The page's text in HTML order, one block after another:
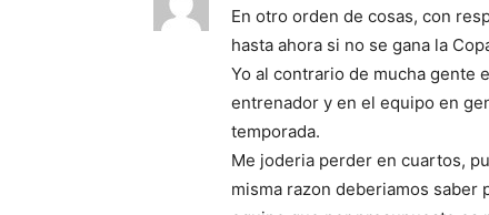
En otro orden de cosas, con
hasta ahora si no se gana la
Yo al contrario de mucha gente
entrenador y en el equipo en
temporada.
Me joderia perder en cuartos,
misma razon deberiamos saber